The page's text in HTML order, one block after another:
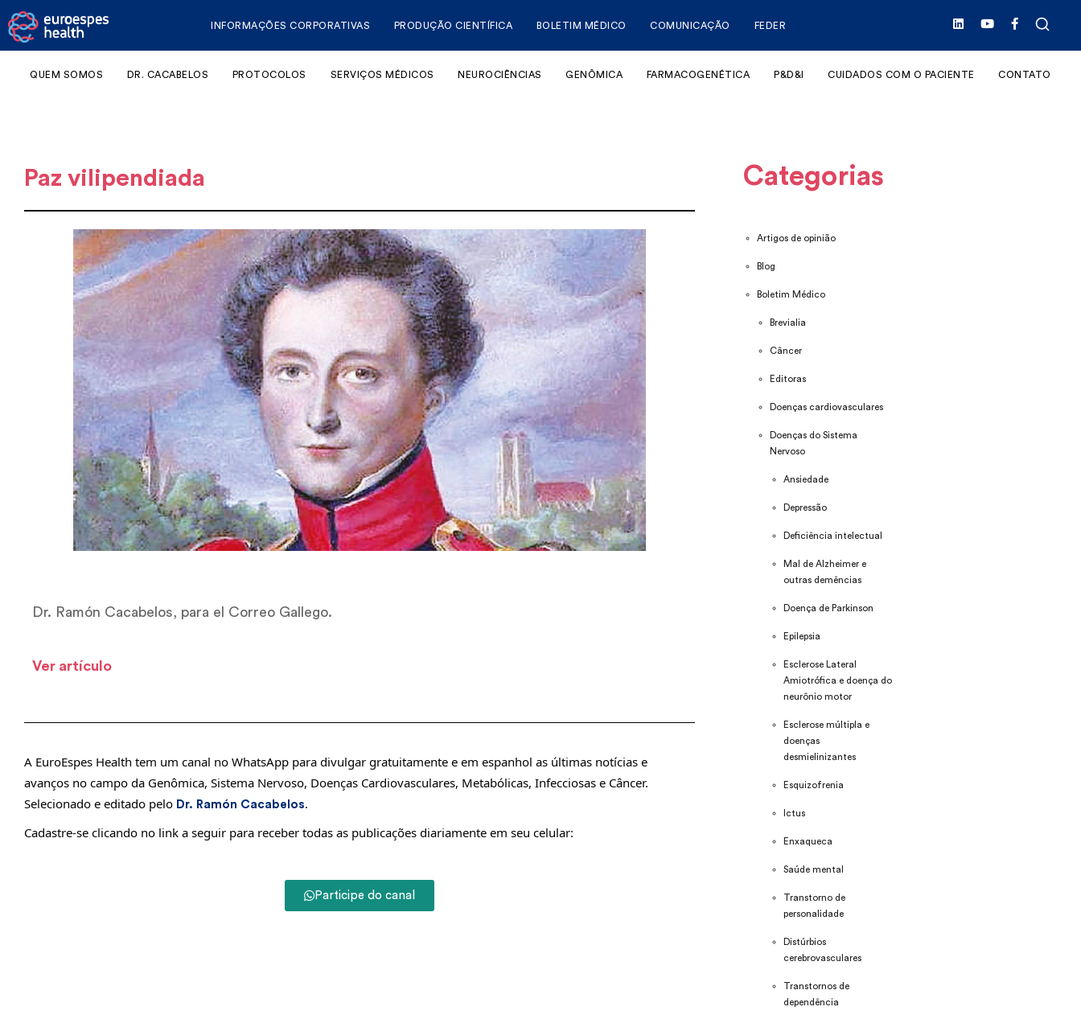
INFORMAÇÕES CORPORATIVAS PRODUÇÃO CIENTÍFICA BOLETIM MÉDICO COMUNICAÇÃO FEDER
QUEM SOMOS DR. CACABELOS PROTOCOLOS SERVIÇOS MÉDICOS NEUROCIÊNCIAS GENÔMICA FARMACOGENÉTICA P&D&I CUIDADOS COM O PACIENTE CONTATO
Paz vilipendiada
Dr. Ramón Cacabelos, para el Correo Gallego.
Ver artículo
A EuroEspes Health tem um canal no WhatsApp para divulgar gratuitamente e em espanhol as últimas notícias e
avanços no campo da Genômica, Sistema Nervoso, Doenças Cardiovasculares, Metabólicas, Infecciosas e Câncer.
Selecionado e editado pelo Dr. Ramón Cacabelos.
Cadastre-se clicando no link a seguir para receber todas as publicações diariamente em seu celular:
Participe do canal
Categorias
Artigos de opinião
Blog
Boletim Médico
Brevialia
Câncer
Editoras
Doenças cardiovasculares
Doenças do Sistema
Nervoso
Ansiedade
Depressão
Deficiência intelectual
Mal de Alzheimer e
outras demências
Doença de Parkinson
Epilepsia
Esclerose Lateral
Amiotrófica e doença do
neurônio motor
Esclerose múltipla e
doenças
desmielinizantes
Esquizofrenia
Ictus
Enxaqueca
Saúde mental
Transtorno de
personalidade
Distúrbios
cerebrovasculares
Transtornos de
dependência